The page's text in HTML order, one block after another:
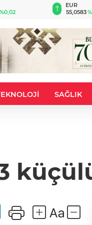
%0,02
EUR
55,0583
SAĞLIK